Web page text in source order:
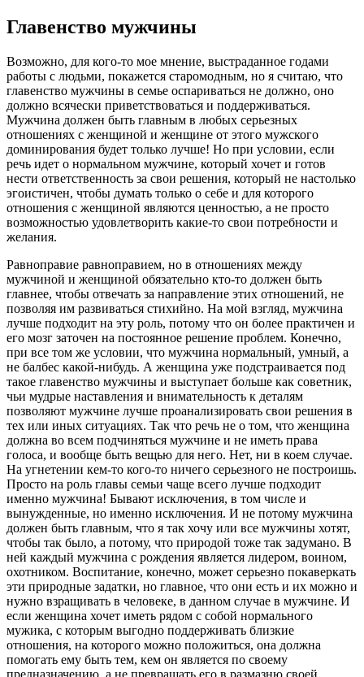
Главенство мужчины
Возможно, для кого-то мое мнение, выстраданное годами
работы с людьми, покажется старомодным, но я считаю, что
главенство мужчины в семье оспариваться не должно, оно
должно всячески приветствоваться и поддерживаться.
Мужчина должен быть главным в любых серьезных
отношениях с женщиной и женщине от этого мужского
доминирования будет только лучше! Но при условии, если
речь идет о нормальном мужчине, который хочет и готов
нести ответственность за свои решения, который не настолько
эгоистичен, чтобы думать только о себе и для которого
отношения с женщиной являются ценностью, а не просто
возможностью удовлетворить какие-то свои потребности и
желания.
Равноправие равноправием, но в отношениях между
мужчиной и женщиной обязательно кто-то должен быть
главнее, чтобы отвечать за направление этих отношений, не
позволяя им развиваться стихийно. На мой взгляд, мужчина
лучше подходит на эту роль, потому что он более практичен и
его мозг заточен на постоянное решение проблем. Конечно,
при все том же условии, что мужчина нормальный, умный, а
не балбес какой-нибудь. А женщина уже подстраивается под
такое главенство мужчины и выступает больше как советник,
чьи мудрые наставления и внимательность к деталям
позволяют мужчине лучше проанализировать свои решения в
тех или иных ситуациях. Так что речь не о том, что женщина
должна во всем подчиняться мужчине и не иметь права
голоса, и вообще быть вещью для него. Нет, ни в коем случае.
На угнетении кем-то кого-то ничего серьезного не построишь.
Просто на роль главы семьи чаще всего лучше подходит
именно мужчина! Бывают исключения, в том числе и
вынужденные, но именно исключения. И не потому мужчина
должен быть главным, что я так хочу или все мужчины хотят,
чтобы так было, а потому, что природой тоже так задумано. В
ней каждый мужчина с рождения является лидером, воином,
охотником. Воспитание, конечно, может серьезно покаверкать
эти природные задатки, но главное, что они есть и их можно и
нужно взращивать в человеке, в данном случае в мужчине. И
если женщина хочет иметь рядом с собой нормального
мужика, с которым выгодно поддерживать близкие
отношения, на которого можно положиться, она должна
помогать ему быть тем, кем он является по своему
предназначению, а не превращать его в размазню своей